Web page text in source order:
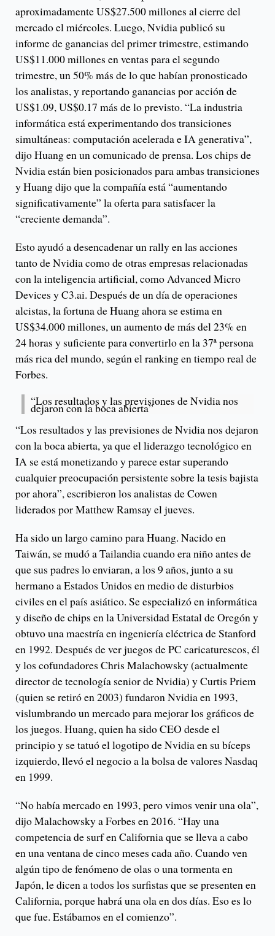
aproximadamente US$27.500 millones al cierre del
mercado el miércoles. Luego, Nvidia publicó su
informe de ganancias del primer trimestre, estimando
US$11.000 millones en ventas para el segundo
trimestre, un 50% más de lo que habían pronosticado
los analistas, y reportando ganancias por acción de
US$1.09, US$0.17 más de lo previsto. “La industria
informática está experimentando dos transiciones
simultáneas: computación acelerada e IA generativa”,
dijo Huang en un comunicado de prensa. Los chips de
Nvidia están bien posicionados para ambas transiciones
y Huang dijo que la compañía está “aumentando
significativamente” la oferta para satisfacer la
“creciente demanda”.
Esto ayudó a desencadenar un rally en las acciones
tanto de Nvidia como de otras empresas relacionadas
con la inteligencia artificial, como Advanced Micro
Devices y C3.ai. Después de un día de operaciones
alcistas, la fortuna de Huang ahora se estima en
US$34.000 millones, un aumento de más del 23% en
24 horas y suficiente para convertirlo en la 37ª persona
más rica del mundo, según el ranking en tiempo real de
Forbes.
“Los resultados y las previsiones de Nvidia nos
dejaron con la boca abierta”
“Los resultados y las previsiones de Nvidia nos dejaron
con la boca abierta, ya que el liderazgo tecnológico en
IA se está monetizando y parece estar superando
cualquier preocupación persistente sobre la tesis bajista
por ahora”, escribieron los analistas de Cowen
liderados por Matthew Ramsay el jueves.
Ha sido un largo camino para Huang. Nacido en
Taiwán, se mudó a Tailandia cuando era niño antes de
que sus padres lo enviaran, a los 9 años, junto a su
hermano a Estados Unidos en medio de disturbios
civiles en el país asiático. Se especializó en informática
y diseño de chips en la Universidad Estatal de Oregón y
obtuvo una maestría en ingeniería eléctrica de Stanford
en 1992. Después de ver juegos de PC caricaturescos, él
y los cofundadores Chris Malachowsky (actualmente
director de tecnología senior de Nvidia) y Curtis Priem
(quien se retiró en 2003) fundaron Nvidia en 1993,
vislumbrando un mercado para mejorar los gráficos de
los juegos. Huang, quien ha sido CEO desde el
principio y se tatuó el logotipo de Nvidia en su bíceps
izquierdo, llevó el negocio a la bolsa de valores Nasdaq
en 1999.
“No había mercado en 1993, pero vimos venir una ola”,
dijo Malachowsky a Forbes en 2016. “Hay una
competencia de surf en California que se lleva a cabo
en una ventana de cinco meses cada año. Cuando ven
algún tipo de fenómeno de olas o una tormenta en
Japón, le dicen a todos los surfistas que se presenten en
California, porque habrá una ola en dos días. Eso es lo
que fue. Estábamos en el comienzo”.